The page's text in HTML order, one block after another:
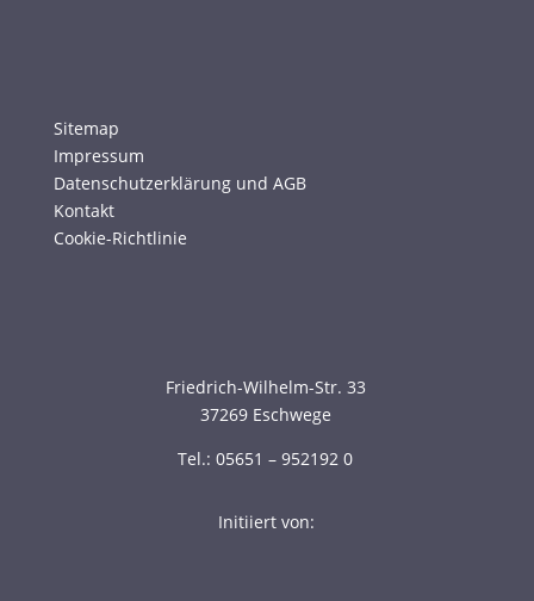
Sitemap
Impressum
Datenschutzerklärung und AGB
Kontakt
Cookie-Richtlinie
Friedrich-Wilhelm-Str. 33
37269 Eschwege
Tel.: 05651 – 952192 0
Initiiert von: